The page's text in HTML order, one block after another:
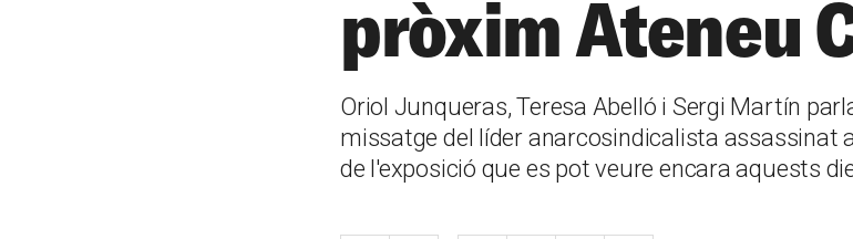
pròxim Ateneu
Oriol Junqueras, Teresa Abelló i Sergi Martín
missatge del líder anarcosindicalista assassinat
de l'exposició que es pot veure encara aquests